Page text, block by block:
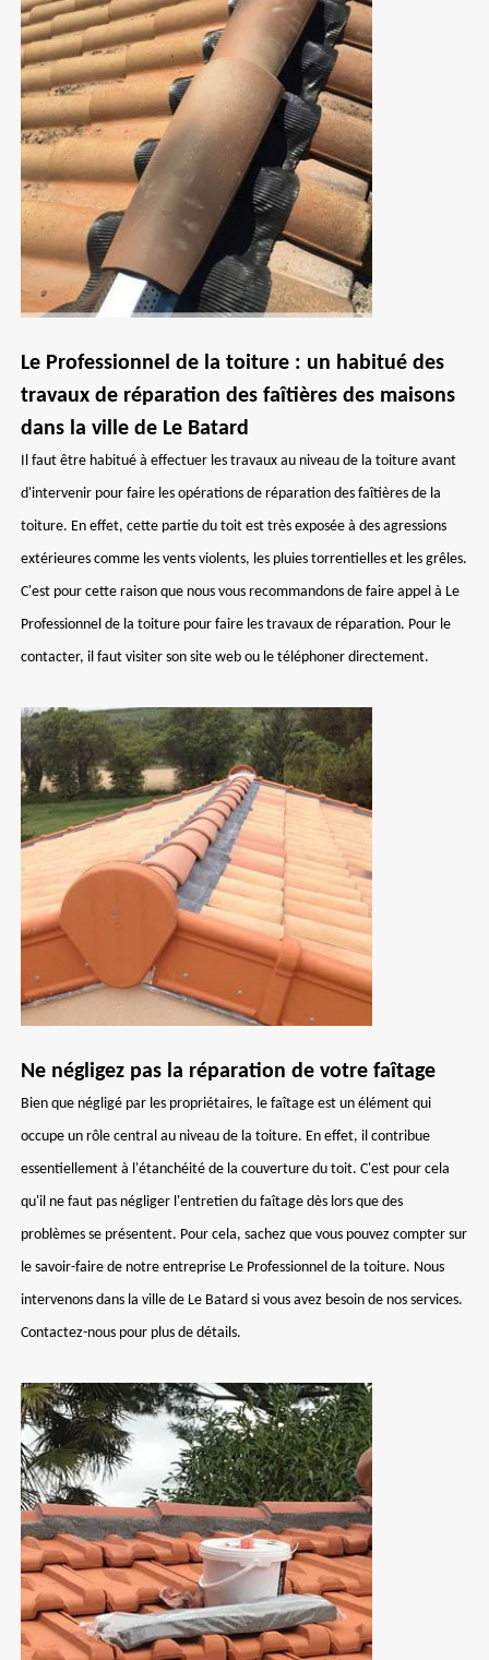
Le Professionnel de la toiture : un habitué des
travaux de réparation des faîtières des maisons
dans la ville de Le Batard
Il faut être habitué à effectuer les travaux au niveau de la toiture avant
d'intervenir pour faire les opérations de réparation des faîtières de la
toiture. En effet, cette partie du toit est très exposée à des agressions
extérieures comme les vents violents, les pluies torrentielles et les grêles.
C'est pour cette raison que nous vous recommandons de faire appel à Le
Professionnel de la toiture pour faire les travaux de réparation. Pour le
contacter, il faut visiter son site web ou le téléphoner directement.
Ne négligez pas la réparation de votre faîtage
Bien que négligé par les propriétaires, le faîtage est un élément qui
occupe un rôle central au niveau de la toiture. En effet, il contribue
essentiellement à l'étanchéité de la couverture du toit. C'est pour cela
qu'il ne faut pas négliger l'entretien du faîtage dès lors que des
problèmes se présentent. Pour cela, sachez que vous pouvez compter sur
le savoir-faire de notre entreprise Le Professionnel de la toiture. Nous
intervenons dans la ville de Le Batard si vous avez besoin de nos services.
Contactez-nous pour plus de détails.